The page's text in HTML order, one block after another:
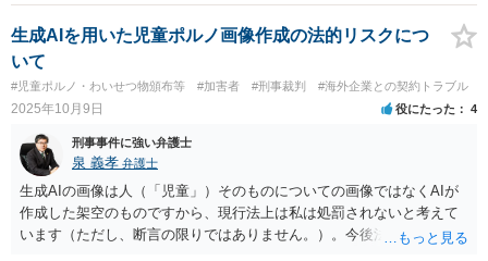
き、契約書の作成・チェックを多く行った経験があります。
生成AIを用いた児童ポルノ画像作成の法的リスクにつ
いて
#児童ポルノ・わいせつ物頒布等 #加害者 #刑事裁判 #海外企業との契約トラブル
2025年10月9日 役にたった 4
刑事事件に強い弁護士
泉 義孝 弁護士
生成AIの画像は人（「児童」）そのものについての画像ではなくAIが
作成した架空のものですから、現行法上は私は処罰されないと考えて
います（ただし、断言の限りではありません。）。今後法律改正があ